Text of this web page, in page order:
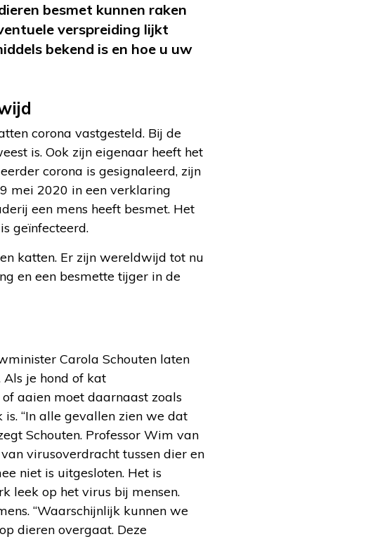
besmet kunnen raken
verspreiding lijkt
bekend is en hoe u uw
corona vastgesteld. Bij de
is. Ook zijn eigenaar heeft het
corona is gesignaleerd, zijn
mei 2020 in een verklaring
een mens heeft besmet. Het
geïnfecteerd.
katten. Er zijn wereldwijd tot nu
en een besmette tijger in de
Carola Schouten laten
Als je hond of kat
aaien moet daarnaast zoals
“In alle gevallen zien we dat
Schouten. Professor Wim van
virusoverdracht tussen dier en
niet is uitgesloten. Het is
leek op het virus bij mensen.
“Waarschijnlijk kunnen we
dieren overgaat. Deze